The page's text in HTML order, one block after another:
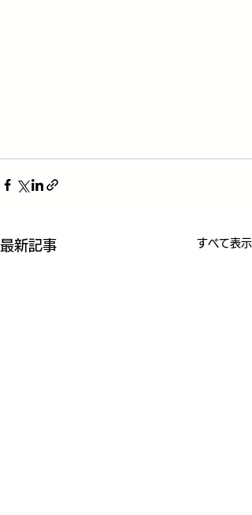
最新記事 すべて表示